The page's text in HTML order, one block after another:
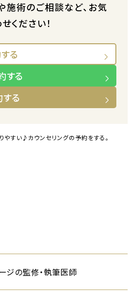
施術のご相談など、お気
ください！
る
する
る
すい♪カウンセリングの予約をする。
ジの監修・執筆医師